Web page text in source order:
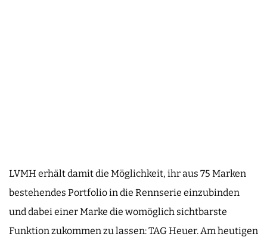
LVMH erhält damit die Möglichkeit, ihr aus 75 Marken
bestehendes Portfolio in die Rennserie einzubinden
und dabei einer Marke die womöglich sichtbarste
Funktion zukommen zu lassen: TAG Heuer. Am heutigen